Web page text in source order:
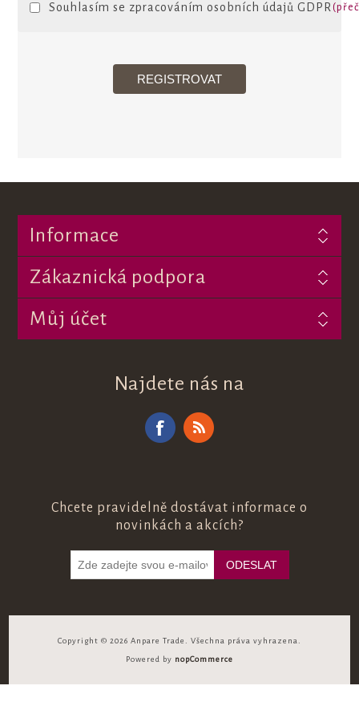
Souhlasím se zpracováním osobních údajů GDPR
Informace
Zákaznická podpora
Můj účet
Najdete nás na
Chcete pravidelně dostávat informace o
novinkách a akcích?
Copyright © 2026 Anpare Trade. Všechna práva vyhrazena.
Powered by nopCommerce